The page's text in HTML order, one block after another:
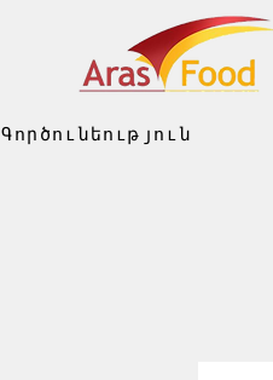
Գործունեություն